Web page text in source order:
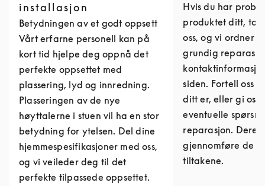
installasjon
Betydningen av et godt oppsett
Vårt erfarne personell kan på
kort tid hjelpe deg oppnå det
perfekte oppsettet med
plassering, lyd og innredning.
Plasseringen av de nye
høyttalerne i stuen vil ha en stor
betydning for ytelsen. Del dine
hjemmespesifikasjoner med oss,
og vi veileder deg til det
perfekte tilpassede oppsettet.
Hvis du har
produktet ditt, ta
oss, og vi ordner
grundig
siden. Fortell oss
ditt er, eller gi oss
eventuelle
reparasjon.
gjennomføre de
tiltakene.